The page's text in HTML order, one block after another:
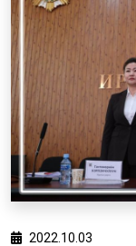
2022.10.03